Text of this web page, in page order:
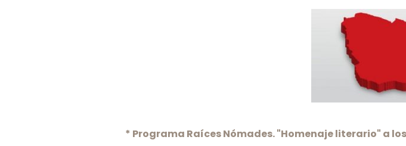
* Programa Raíces Nómades."Homenaje literario" a